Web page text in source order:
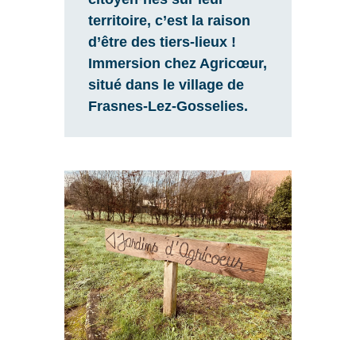
territoire, c’est la raison
d’être des tiers-lieux !
Immersion chez Agricœur,
situé dans le village de
Frasnes-Lez-Gosselies.